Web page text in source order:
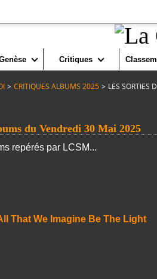
Critiques
> CRITIQUES ALBUMS 2025 > LES SORTIES
du Vendredi 30 Mai 2025
repérés par LCSM...
That We Imagine Be The Light